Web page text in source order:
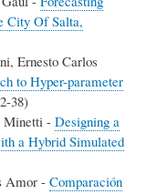
City Of Salta,
Ernesto Carlos
to Hyper-parameter
38)
Minetti - Designing a
a Hybrid Simulated
Amor - Comparación